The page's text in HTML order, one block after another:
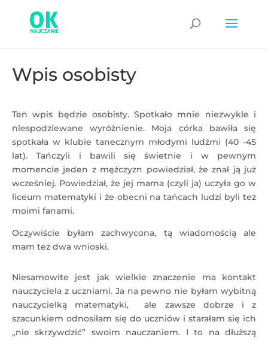
Wpis osobisty
Ten wpis będzie osobisty. Spotkało mnie niezwykle i
niespodziewane wyróżnienie. Moja córka bawiła się
spotkała w klubie tanecznym młodymi ludźmi (40 -45
lat). Tańczyli i bawili się świetnie i w pewnym
momencie jeden z mężczyzn powiedział, że znał ją już
wcześniej. Powiedział, że jej mama (czyli ja) uczyła go w
liceum matematyki i że obecni na tańcach ludzi byli też
moimi fanami.
Oczywiście byłam zachwycona, tą wiadomością ale
mam też dwa wnioski.
Niesamowite jest jak wielkie znaczenie ma kontakt
nauczyciela z uczniami. Ja na pewno nie byłam wybitną
nauczycielką matematyki, ale zawsze dobrze i z
szacunkiem odnosiłam się do uczniów i starałam się ich
„nie skrzywdzić” swoim nauczaniem. I to na dłuższą